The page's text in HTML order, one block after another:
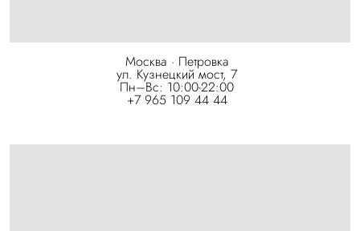
Москва · Петровка
ул. Кузнецкий мост, 7
Пн–Вс: 10:00-22:00
+7 965 109 44 44